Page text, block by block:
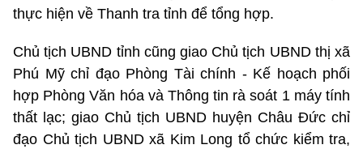
thực hiện về Thanh tra tỉnh để tổng hợp.
Chủ tịch UBND tỉnh cũng giao Chủ tịch UBND thị xã
Phú Mỹ chỉ đạo Phòng Tài chính - Kế hoạch phối
hợp Phòng Văn hóa và Thông tin rà soát 1 máy tính
thất lạc; giao Chủ tịch UBND huyện Châu Đức chỉ
đạo Chủ tịch UBND xã Kim Long tổ chức kiểm tra,